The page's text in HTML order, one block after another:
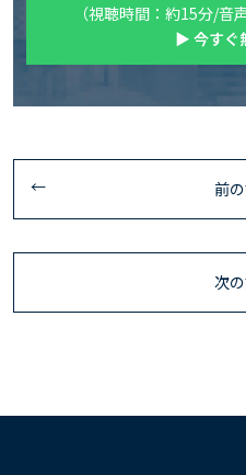
（視聴時間：約15分/音
▶ 今すぐ
前
次